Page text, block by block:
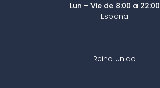
Lun – Vie de 8:00 a 22:00
España
Reino Unido